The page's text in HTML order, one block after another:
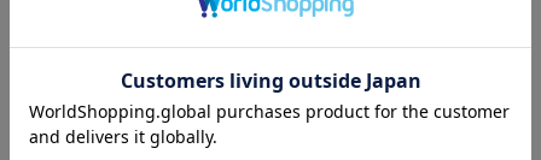
SALE SALE